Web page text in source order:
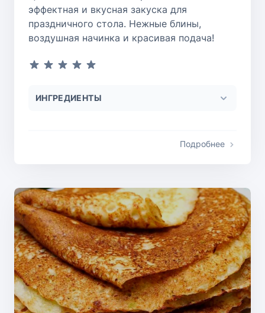
эффектная и вкусная закуска для
праздничного стола. Нежные блины,
воздушная начинка и красивая подача!
ИНГРЕДИЕНТЫ
Подробнее